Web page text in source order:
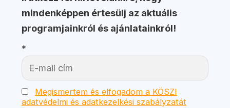
mindenképpen értesülj az aktuális
programjainkról és ajánlatainkról!
*
Megismertem és elfogadom a KÖSZI
adatvédelmi és adatkezelkési szabályzatát